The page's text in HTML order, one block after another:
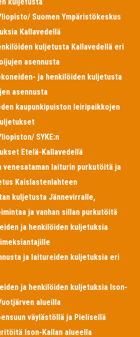
kuljetusta
Suomen Ympäristökeskus
Kallavedellä
kuljetusta Kallavedellä eri
asennusta
ja henkilöiden kuljetusta
asennusta
kaupunkipuiston leiripaikkojen
SYKE:n
Etelä-Kallavedellä
venesataman laiturin purkutöitä ja
Kaislastenlahteen
kuljetusta Jännevirralle,
ja vanhan sillan purkutöitä
ja henkilöiden kuljetuksia
ja laitureiden kuljetuksia eri
ja henkilöiden kuljetuksia Ison-
alueilla
väylästöllä ja Pielisellä
Ison-Kallan alueella